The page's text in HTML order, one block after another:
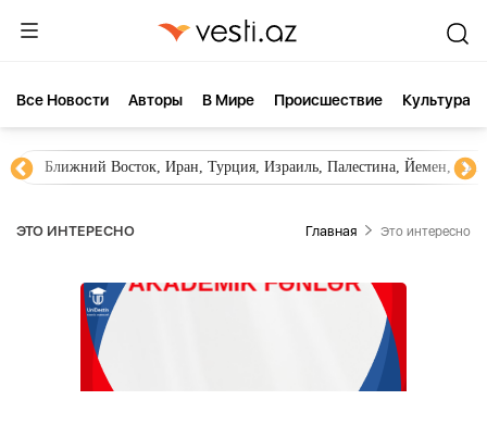
Все Новости Aвторы В Мире Происшествие Культура
Ближний Восток, Иран, Турция, Израиль, Палестина, Йемен,
ЭТО ИНТЕРЕСНО Главная Это интересно